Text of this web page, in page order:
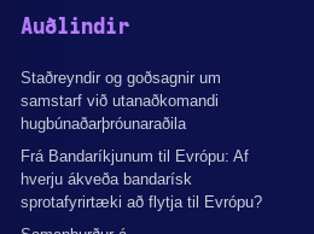
Auðlindir
Staðreyndir og goðsagnir um
samstarf við utanaðkomandi
hugbúnaðarþróunaraðila
Frá Bandaríkjunum til Evrópu: Af
hverju ákveða bandarísk
sprotafyrirtæki að flytja til Evrópu?